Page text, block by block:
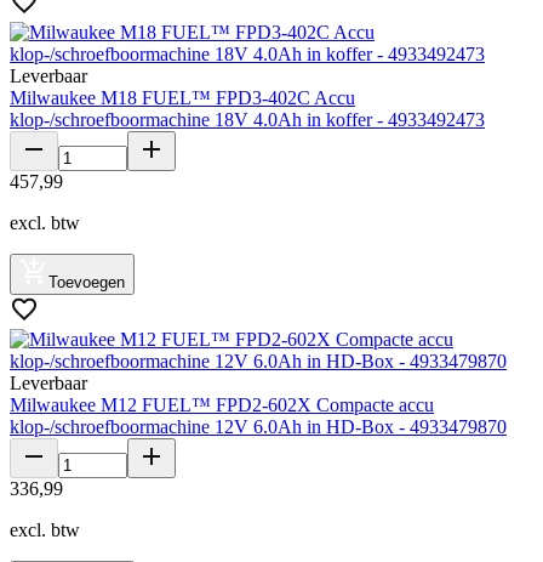
Leverbaar
Milwaukee M18 FUEL™ FPD3-402C Accu
klop-/schroefboormachine 18V 4.0Ah in koffer - 4933492473
457,99
excl. btw
Toevoegen
Leverbaar
Milwaukee M12 FUEL™ FPD2-602X Compacte accu
klop-/schroefboormachine 12V 6.0Ah in HD-Box - 4933479870
336,99
excl. btw